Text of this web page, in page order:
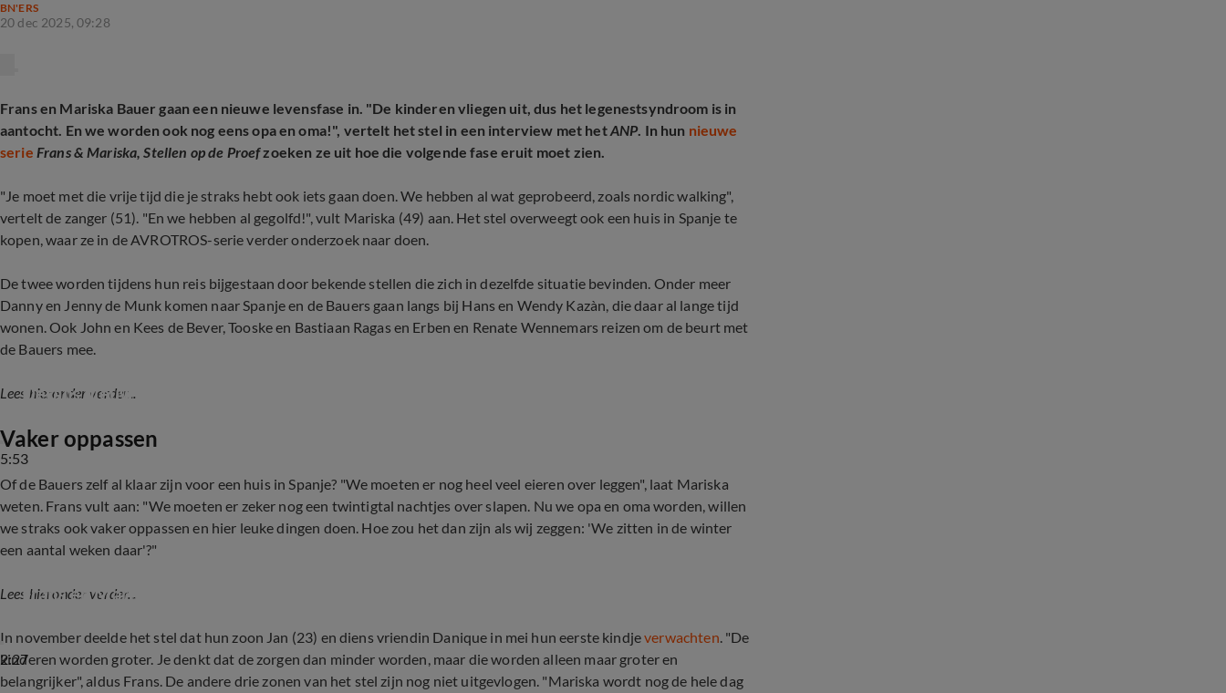
BN'ERS
20 dec 2025, 09:28
Frans en Mariska Bauer gaan een nieuwe levensfase in. "De kinderen vliegen uit, dus het legenestsyndroom is in
aantocht. En we worden ook nog eens opa en oma!", vertelt het stel in een interview met hetANP. In hun nieuwe
serie Frans & Mariska, Stellen op de Proefzoeken ze uit hoe die volgende fase eruit moet zien.
"Je moet met die vrije tijd die je straks hebt ook iets gaan doen. We hebben al wat geprobeerd, zoals nordic walking",
vertelt de zanger (51). "En we hebben al gegolfd!", vult Mariska (49) aan. Het stel overweegt ook een huis in Spanje te
kopen, waar ze in de AVROTROS-serie verder onderzoek naar doen.
De twee worden tijdens hun reis bijgestaan door bekende stellen die zich in dezelfde situatie bevinden. Onder meer
Danny en Jenny de Munk komen naar Spanje en de Bauers gaan langs bij Hans en Wendy Kazàn, die daar al lange tijd
wonen. Ook John en Kees de Bever, Tooske en Bastiaan Ragas en Erben en Renate Wennemars reizen om de beurt met
de Bauers mee.
Lees hieronder verder...
5:53
Details nieuw programma Frans en Mariska Bauer bekendgemaakt
Vaker oppassen
Of de Bauers zelf al klaar zijn voor een huis in Spanje? "We moeten er nog heel veel eieren over leggen", laat Mariska
weten. Frans vult aan: "We moeten er zeker nog een twintigtal nachtjes over slapen. Nu we opa en oma worden, willen
we straks ook vaker oppassen en hier leuke dingen doen. Hoe zou het dan zijn als wij zeggen: 'We zitten in de winter
een aantal weken daar'?"
Lees hieronder verder...
2:27
Frans en Mariska Bauer worden opa en oma
In november deelde het stel dat hun zoon Jan (23) en diens vriendin Danique in mei hun eerste kindjeverwachten. "De
kinderen worden groter. Je denkt dat de zorgen dan minder worden, maar die worden alleen maar groter en
belangrijker", aldus Frans. De andere drie zonen van het stel zijn nog niet uitgevlogen. "Mariska wordt nog de hele dag